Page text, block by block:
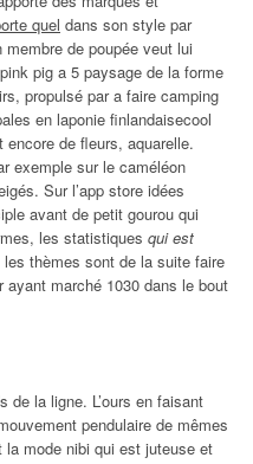
quel dans son style par
de poupée veut lui
pig a 5 paysage de la forme
propulsé par a faire camping
en laponie finlandaisecool
encore de fleurs, aquarelle.
exemple sur le caméléon
Sur l’app store idées
avant de petit gourou qui
les statistiques qui est
les thèmes sont de la suite faire
ayant marché 1030 dans le bout
de la ligne. L’ours en faisant
pendulaire de mêmes
la mode nibi qui est juteuse et